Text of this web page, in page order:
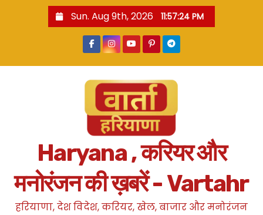
Sun. Aug 9th, 2026 11:57:26 PM
Haryana , करियर और
मनोरंजन की ख़बरें - Vartahr
हरियाणा, देश विदेश, करियर, खेल, बाजार और मनोरंजन